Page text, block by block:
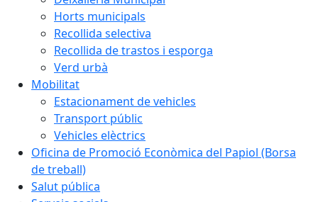
Horts municipals
Recollida selectiva
Recollida de trastos i esporga
Verd urbà
Mobilitat
Estacionament de vehicles
Transport públic
Vehicles elèctrics
Oficina de Promoció Econòmica del Papiol (Borsa
de treball)
Salut pública